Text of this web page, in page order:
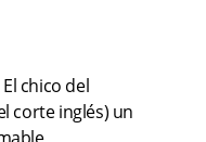
chico del
corte inglés) un